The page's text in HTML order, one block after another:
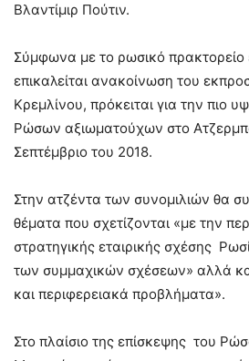
Βλαντίμιρ Πούτιν.
Σύμφωνα με το ρωσικό πρακτορείο
επικαλείται ανακοίνωση του
Κρεμλίνου, πρόκειται για την πιο
Ρώσων αξιωματούχων στο
Σεπτέμβριο του 2018.
Στην ατζέντα των συνομιλιών θα
θέματα που σχετίζονται «με την
στρατηγικής εταιρικής σχέσης
των συμμαχικών σχέσεων» αλλά
και περιφερειακά προβλήματα».
Στο πλαίσιο της επίσκεψης του